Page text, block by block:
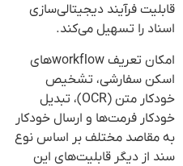
قابلیت فرآیند دیجیتالی‌سازی
اسناد را تسهیل می‌کند.
امکان تعریف workflow‌های
اسکن سفارشی، تشخیص
خودکار متن (OCR)، تبدیل
خودکار فرمت‌ها و ارسال خودکار
به مقاصد مختلف بر اساس نوع
سند از دیگر قابلیت‌های این